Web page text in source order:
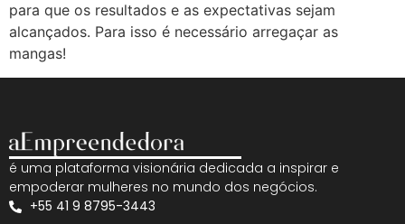
para que os resultados e as expectativas sejam
alcançados. Para isso é necessário arregaçar as
mangas!
é uma plataforma visionária dedicada a inspirar e
empoderar mulheres no mundo dos negócios.
+55 41 9 8795-3443